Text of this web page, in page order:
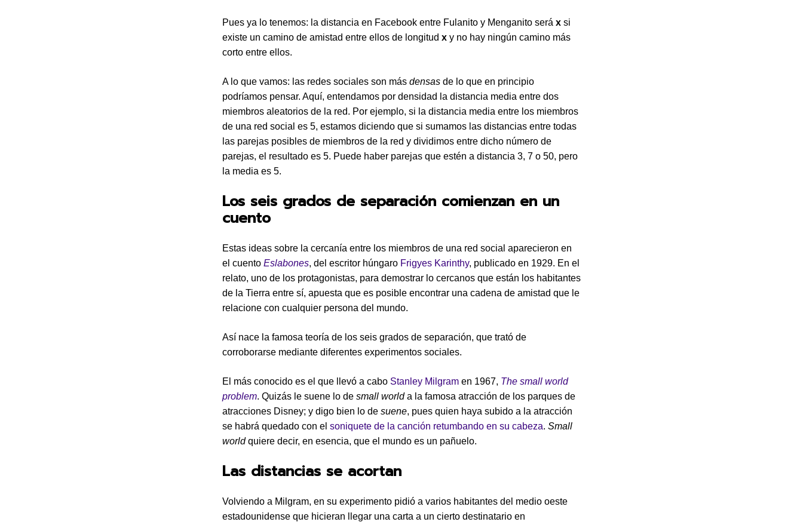
Pues ya lo tenemos: la distancia en Facebook entre Fulanito y Menganito será x si
existe un camino de amistad entre ellos de longitud x y no hay ningún camino más
corto entre ellos.
A lo que vamos: las redes sociales son más densas de lo que en principio
podríamos pensar. Aquí, entendamos por densidad la distancia media entre dos
miembros aleatorios de la red. Por ejemplo, si la distancia media entre los miembros
de una red social es 5, estamos diciendo que si sumamos las distancias entre todas
las parejas posibles de miembros de la red y dividimos entre dicho número de
parejas, el resultado es 5. Puede haber parejas que estén a distancia 3, 7 o 50, pero
la media es 5.
Los seis grados de separación comienzan en un
cuento
Estas ideas sobre la cercanía entre los miembros de una red social aparecieron en
el cuento Eslabones, del escritor húngaro Frigyes Karinthy, publicado en 1929. En el
relato, uno de los protagonistas, para demostrar lo cercanos que están los habitantes
de la Tierra entre sí, apuesta que es posible encontrar una cadena de amistad que le
relacione con cualquier persona del mundo.
Así nace la famosa teoría de los seis grados de separación, que trató de
corroborarse mediante diferentes experimentos sociales.
El más conocido es el que llevó a cabo Stanley Milgram en 1967, The small world
problem. Quizás le suene lo de small worlda la famosa atracción de los parques de
atracciones Disney; y digo bien lo de suene, pues quien haya subido a la atracción
se habrá quedado con el soniquete de la canción retumbando en su cabeza. Small
worldquiere decir, en esencia, que el mundo es un pañuelo.
Las distancias se acortan
Volviendo a Milgram, en su experimento pidió a varios habitantes del medio oeste
estadounidense que hicieran llegar una carta a un cierto destinatario en